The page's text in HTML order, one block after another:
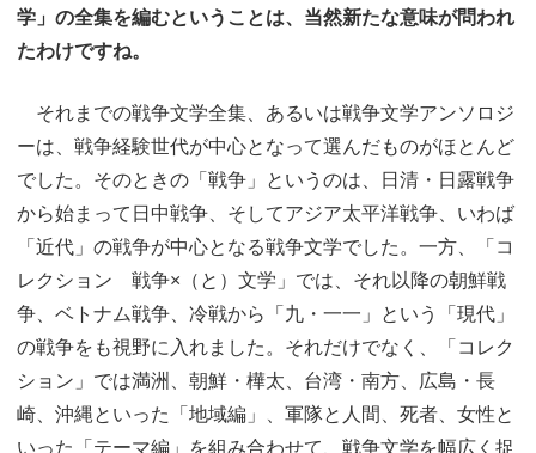
学」の全集を編むということは、当然新たな意味が問われ
たわけですね。
それまでの戦争文学全集、あるいは戦争文学アンソロジ
ーは、戦争経験世代が中心となって選んだものがほとんど
でした。そのときの「戦争」というのは、日清・日露戦争
から始まって日中戦争、そしてアジア太平洋戦争、いわば
「近代」の戦争が中心となる戦争文学でした。一方、「コ
レクション 戦争×（と）文学」では、それ以降の朝鮮戦
争、ベトナム戦争、冷戦から「九・一一」という「現代」
の戦争をも視野に入れました。それだけでなく、「コレク
ション」では満洲、朝鮮・樺太、台湾・南方、広島・長
崎、沖縄といった「地域編」、軍隊と人間、死者、女性と
いった「テーマ編」を組み合わせて、戦争文学を幅広く捉